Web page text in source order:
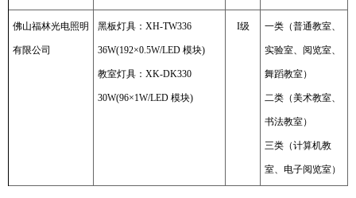
佛山福林光电照明
有限公司
黑板灯具：XH-TW336
36W(192×0.5W/LED 模块)
教室灯具：XK-DK330
30W(96×1W/LED 模块)
I级 一类（普通教室、
实验室、阅览室、
舞蹈教室）
二类（美术教室、
书法教室）
三类（计算机教
室、电子阅览室）